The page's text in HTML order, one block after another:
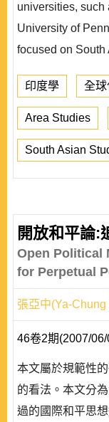
universities, such
University of
focused on South
印度學 全球
Area Studies
South Asian
開放和平論:
Open Political
for Perpetual
張亞中(Ya-
46卷2期(2007/06/
本文屬於規範性
的看法。本文分
過的國際和平思